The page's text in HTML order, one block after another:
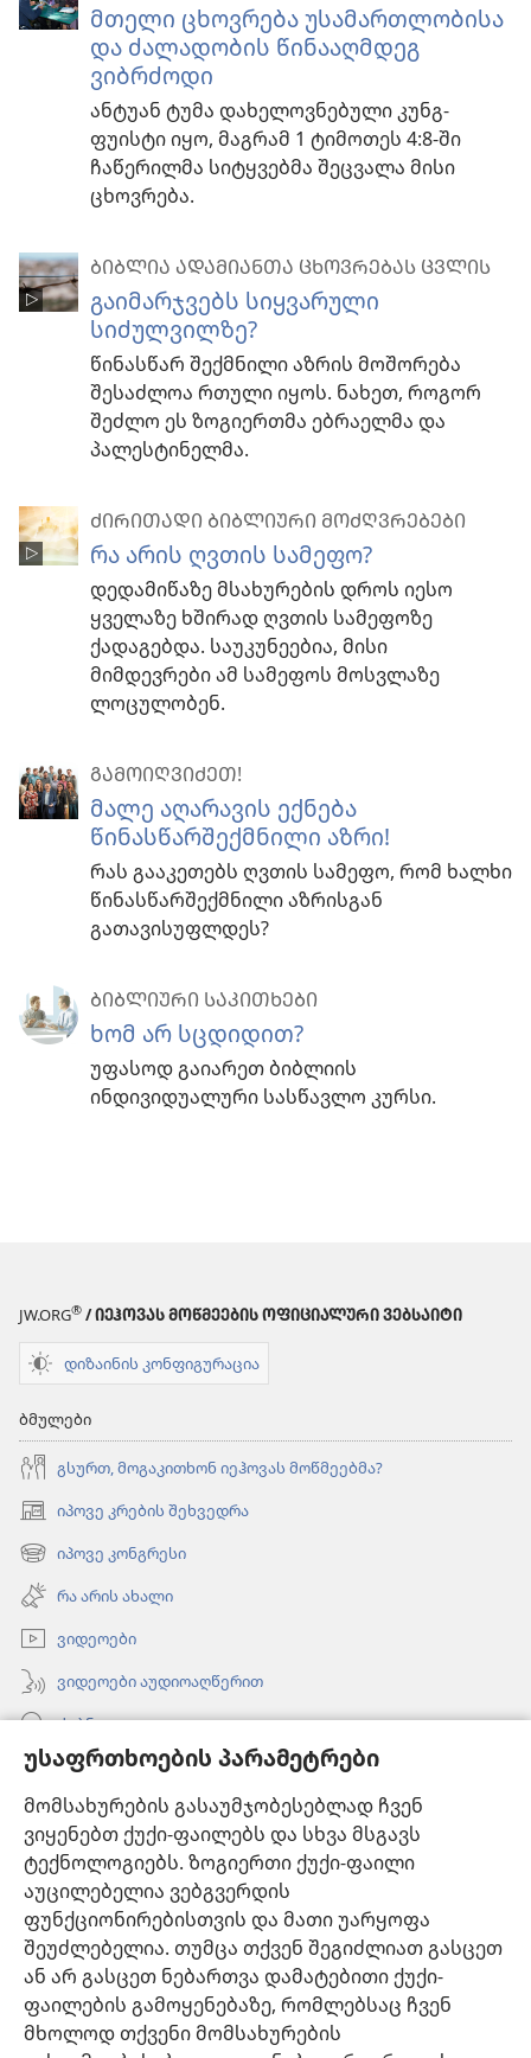
უსაფრთხოების პარამეტრები
მომსახურების გასაუმჯობესებლად ჩვენ
ვიყენებთ ქუქი-ფაილებს და სხვა მსგავს
ტექნოლოგიებს. ზოგიერთი ქუქი-ფაილი
აუცილებელია ვებგვერდის
ფუნქციონირებისთვის და მათი უარყოფა
შეუძლებელია. თუმცა თქვენ შეგიძლიათ გასცეთ
ან არ გასცეთ ნებართვა დამატებითი ქუქი-
ფაილების გამოყენებაზე, რომლებსაც ჩვენ
მხოლოდ თქვენი მომსახურების
მთელი ცხოვრება უსამართლობისა
და ძალადობის წინააღმდეგ
ვიბრძოდი
ანტუან ტუმა დახელოვნებული კუნგ-
ფუისტი იყო, მაგრამ 1 ტიმოთეს 4:8-ში
ჩაწერილმა სიტყვებმა შეცვალა მისი
ცხოვრება.
ᲑᲘᲑᲚᲘᲐ ᲐᲓᲐᲛᲘᲐᲜᲗᲐ ᲪᲮᲝᲕᲠᲔᲑᲐᲡ ᲪᲕᲚᲘᲡ
გაიმარჯვებს სიყვარული
სიძულვილზე?
წინასწარ შექმნილი აზრის მოშორება
შესაძლოა რთული იყოს. ნახეთ, როგორ
შეძლო ეს ზოგიერთმა ებრაელმა და
პალესტინელმა.
ᲫᲘᲠᲘᲗᲐᲓᲘ ᲑᲘᲑᲚᲘᲣᲠᲘ ᲛᲝᲫᲦᲕᲠᲔᲑᲔᲑᲘ
რა არის ღვთის სამეფო?
დედამიწაზე მსახურების დროს იესო
ყველაზე ხშირად ღვთის სამეფოზე
ქადაგებდა. საუკუნეებია, მისი
მიმდევრები ამ სამეფოს მოსვლაზე
ლოცულობენ.
ᲒᲐᲛᲝᲘᲦᲕᲘᲫᲔᲗ!
მალე აღარავის ექნება
წინასწარშექმნილი აზრი!
რას გააკეთებს ღვთის სამეფო, რომ ხალხი
წინასწარშექმნილი აზრისგან
გათავისუფლდეს?
ᲑᲘᲑᲚᲘᲣᲠᲘ ᲡᲐᲙᲘᲗᲮᲔᲑᲘ
ხომ არ სცდიდით?
უფასოდ გაიარეთ ბიბლიის
ინდივიდუალური სასწავლო კურსი.
JW.ORG® / ᲘᲔᲰᲝᲕᲐᲡ ᲛᲝᲬᲛᲔᲔᲑᲘᲡ ᲝᲤᲘᲪᲘᲐᲚᲣᲠᲘ ᲕᲔᲑᲡᲐᲘᲢᲘ
დიზაინის კონფიგურაცია
ბმულები
გსურთ, მოგაკითხონ იეჰოვას მოწმეებმა?
იპოვე კრების შეხვედრა
(გაიხსნება
ახალი
ფანჯარა)
იპოვე კონგრესი
(გაიხსნება
ახალი
ფანჯარა)
რა არის ახალი
ვიდეოები
ვიდეოები აუდიოაღწერით
ძებნა
ინფორმაცია ექიმებისთვის
ინფორმაცია ოფიციალური პირებისთვის
დახმარება
შესაწირავები
(გაიხსნება
ახალი
ფანჯარა)საგუშაგო კოშკის ონლაინ ბიბლიოთეკა™
(გაიხსნება
ახალი
ფანჯარა)JW Hub
(გაიხსნება